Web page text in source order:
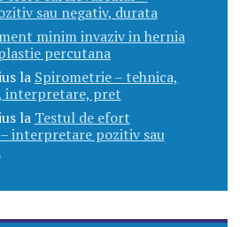
sau negativ, durata
minim invaziv in hernia
percutana
la Spirometrie – tehnica,
interpretare, pret
la Testul de efort
interpretare pozitiv sau